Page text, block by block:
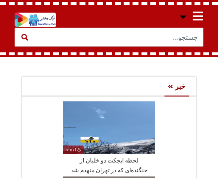
خبر
00:15
لحظه ایجکت دو خلبان از
جنگنده‌ای که در تهران منهدم شد